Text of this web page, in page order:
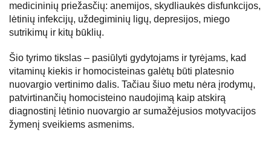
medicininių priežasčių: anemijos, skydliaukės disfunkcijos,
lėtinių infekcijų, uždegiminių ligų, depresijos, miego
sutrikimų ir kitų būklių.
Šio tyrimo tikslas – pasiūlyti gydytojams ir tyrėjams, kad
vitaminų kiekis ir homocisteinas galėtų būti platesnio
nuovargio vertinimo dalis. Tačiau šiuo metu nėra įrodymų,
patvirtinančių homocisteino naudojimą kaip atskirą
diagnostinį lėtinio nuovargio ar sumažėjusios motyvacijos
žymenį sveikiems asmenims.